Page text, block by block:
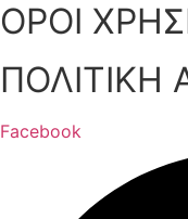
ΟΡΟΙ
Facebook